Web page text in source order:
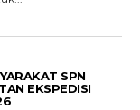
SPN
EKSPEDISI